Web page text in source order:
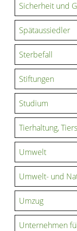
Sicherheit und
Spätaussiedler
Sterbefall
Stiftungen
Studium
Tierhaltung,
Umwelt
Umwelt- und
Umzug
Unternehmen